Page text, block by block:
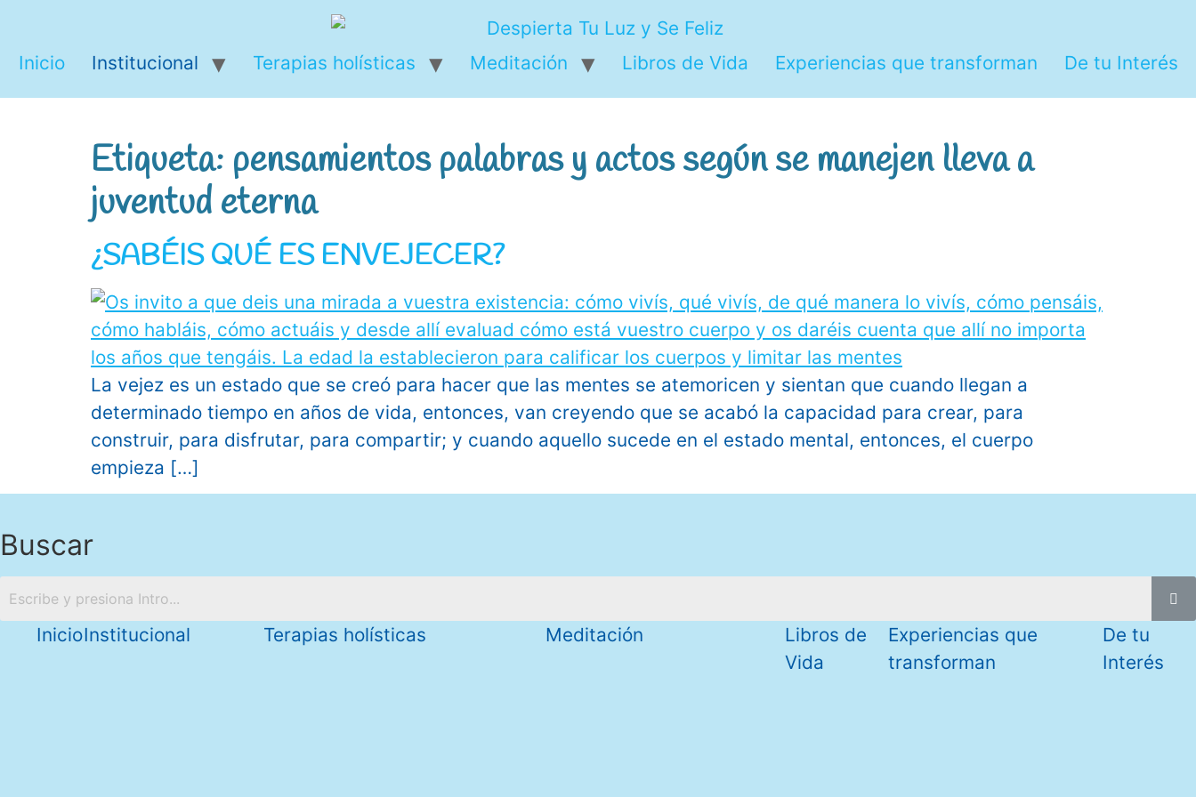
contenido
Inicio Institucional Terapias holísticas Meditación Libros de Vida Experiencias que transforman De tu Interés
Etiqueta: pensamientos palabras y actos según se manejen lleva a
juventud eterna
¿SABÉIS QUÉ ES ENVEJECER?
La vejez es un estado que se creó para hacer que las mentes se atemoricen y sientan que cuando llegan a
determinado tiempo en años de vida, entonces, van creyendo que se acabó la capacidad para crear, para
construir, para disfrutar, para compartir; y cuando aquello sucede en el estado mental, entonces, el cuerpo
empieza […]
Buscar
InicioInstitucional Terapias holísticas Meditación
Libros de
Vida
Experiencias que
transforman
De tu
Interés